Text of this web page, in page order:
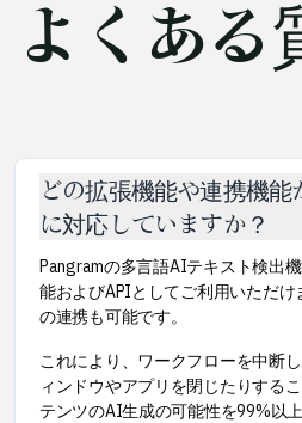
よくある
どの拡張機能や連携機能
に対応していますか？
Pangramの多言語AIテキスト検出
能およびAPIとしてご利用いただけ
の連携も可能です。
これにより、ワークフローを中断
ィンドウやアプリを閉じたりする
テンツのAI生成の可能性を99%以